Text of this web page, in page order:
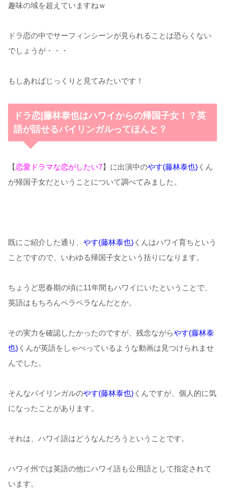
趣味の域を超えていますねｗ
ドラ恋の中でサーフィンシーンが見られることは恐らくない
でしょうが・・・
もしあればじっくりと見てみたいです！
ドラ恋|藤林泰也はハワイからの帰国子女！？英
語が話せるバイリンガルってほんと？
【恋愛ドラマな恋がしたい7】に出演中のやす(藤林泰也) くん
が帰国子女だということについて調べてみました。
既にご紹介した通り、 やす(藤林泰也) くんはハワイ育ちという
ことですので、いわゆる帰国子女という括りになります。
ちょうど思春期の頃に11年間もハワイにいたということで、
英語はもちろんペラペラなんだとか。
その実力を確認したかったのですが、残念ながらやす(藤林泰
也) くんが英語をしゃべっているような動画は見つけられませ
んでした。
そんなバイリンガルのやす(藤林泰也) くんですが、個人的に気
になったことがあります。
それは、ハワイ語はどうなんだろうということです。
ハワイ州では英語の他にハワイ語も公用語として指定されて
います。